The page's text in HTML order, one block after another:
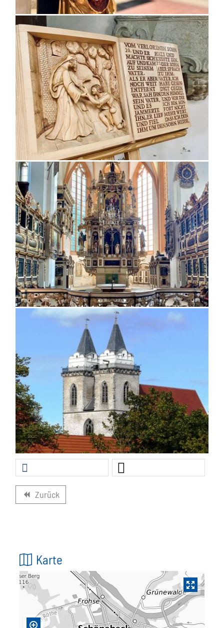
backward Zurück
Karte